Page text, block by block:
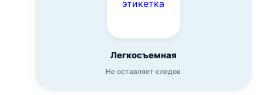
Легкосъемная
Не оставляет следов